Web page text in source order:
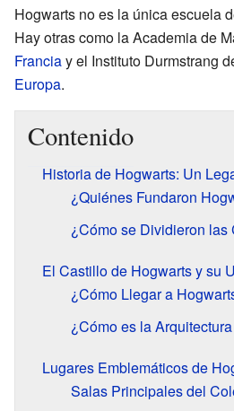
Hogwarts no es la única escuela
Hay otras como la Academia de
Franciay el Instituto Durmstrang
Europa.
Contenido
Historia de Hogwarts: Un
¿Quiénes Fundaron
¿Cómo se Dividieron las
El Castillo de Hogwarts y su
¿Cómo Llegar a
¿Cómo es la
Lugares Emblemáticos de
Salas Principales del